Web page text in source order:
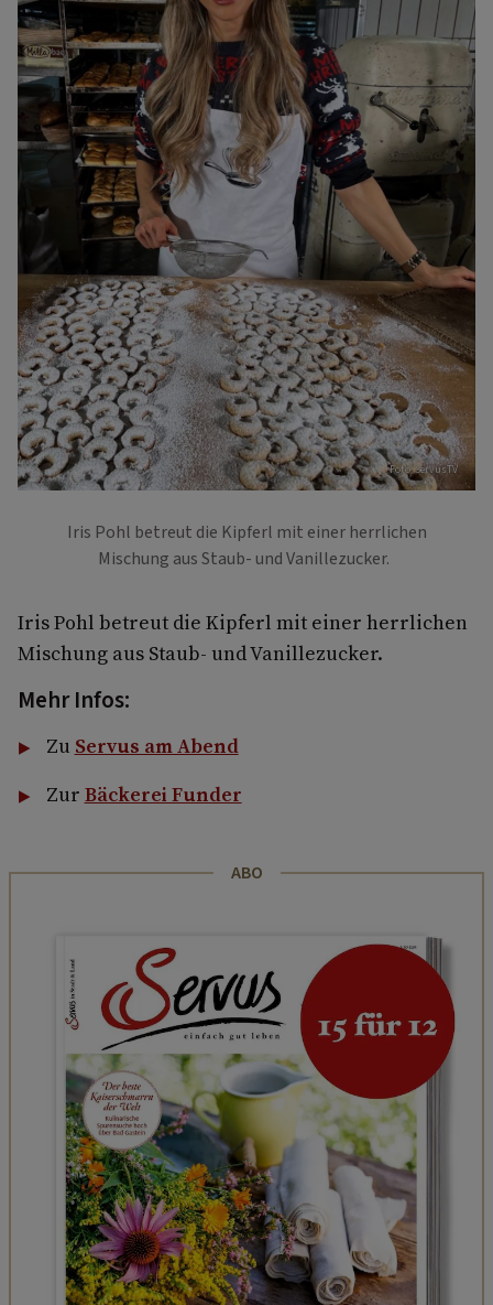
Foto: ServusTV
Iris Pohl betreut die Kipferl mit einer herrlichen
Mischung aus Staub- und Vanillezucker.
Iris Pohl betreut die Kipferl mit einer herrlichen
Mischung aus Staub- und Vanillezucker.
Mehr Infos:
Zu Servus am Abend
Zur Bäckerei Funder
ABO